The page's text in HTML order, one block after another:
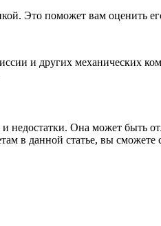
Это поможет вам оценить
и других механических
недостатки. Она может быть
в данной статье, вы